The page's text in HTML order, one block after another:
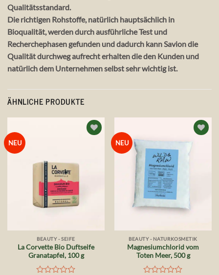
Qualitätsstandard.
Die richtigen Rohstoffe, natürlich hauptsächlich in
Bioqualität, werden durch ausführliche Test und
Recherchephasen gefunden und dadurch kann Savion die
Qualität durchweg aufrecht erhalten die den Kunden und
natürlich dem Unternehmen selbst sehr wichtig ist.
ÄHNLICHE PRODUKTE
NEU
BEAUTY - SEIFE
La Corvette Bio Duftseife
Granatapfel, 100 g
NEU
Auf die
Wunschliste
BEAUTY - NATURKOSMETIK
Magnesiumchlorid vom
Toten Meer, 500 g